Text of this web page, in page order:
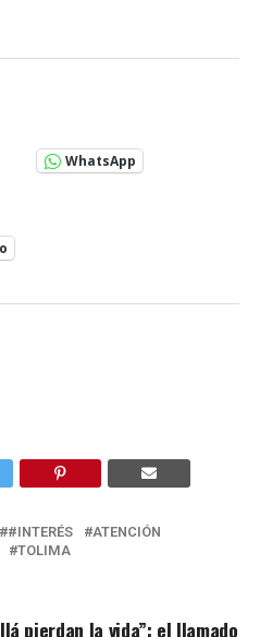
WhatsApp
#INTERÉS
ATENCIÓN
TOLIMA
pierdan la vida”: el llamado